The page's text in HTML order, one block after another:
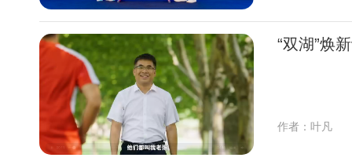
“双湖”焕
作者：叶凡